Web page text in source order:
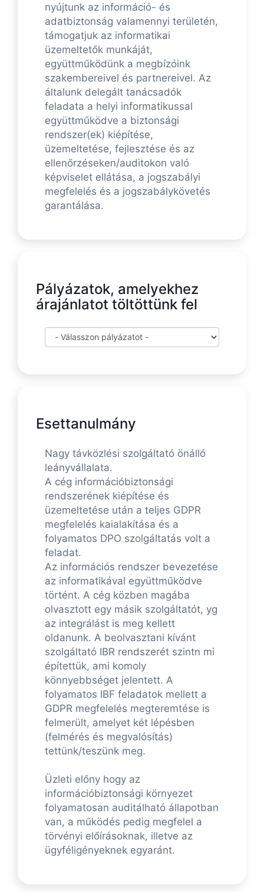
nyújtunk az információ- és
adatbiztonság valamennyi területén,
támogatjuk az informatikai
üzemeltetők munkáját,
együttműködünk a megbízóink
szakembereivel és partnereivel. Az
általunk delegált tanácsadók
feladata a helyi informatikussal
együttműködve a biztonsági
rendszer(ek) kiépítése,
üzemeltetése, fejlesztése és az
ellenőrzéseken/auditokon való
képviselet ellátása, a jogszabályi
megfelelés és a jogszabálykövetés
garantálása.
Pályázatok, amelyekhez
árajánlatot töltöttünk fel
Esettanulmány
Nagy távközlési szolgáltató önálló
leányvállalata.
A cég információbiztonsági
rendszerének kiépítése és
üzemeltetése után a teljes GDPR
megfelelés kaialakítása és a
folyamatos DPO szolgáltatás volt a
feladat.
Az információs rendszer bevezetése
az informatikával együttműködve
történt. A cég közben magába
olvasztott egy másik szolgáltatót, yg
az integrálást is meg kellett
oldanunk. A beolvasztani kívánt
szolgáltató IBR rendszerét szintn mi
építettük, ami komoly
könnyebbséget jelentett. A
folyamatos IBF feladatok mellett a
GDPR megfelelés megteremtése is
felmerült, amelyet két lépésben
(felmérés és megvalósítás)
tettünk/teszünk meg.
Üzleti előny hogy az
információbiztonsági környezet
folyamatosan auditálható állapotban
van, a működés pedig megfelel a
törvényi előírásoknak, illetve az
ügyféligényeknek egyaránt.